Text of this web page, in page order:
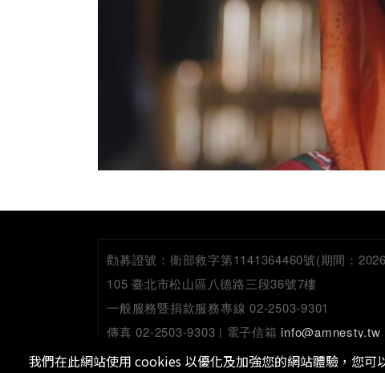
我們在此網站使用 cookies 以優化及加強您的網站體驗，您可
勸募證號： 衛部救字第1141364460號(期間：
105 臺北市松山區八德路三段36號7樓
一般服務暨捐款服務專線 02-2503-9301
傳真 02-2503-9303 | 電子信箱 info@amnesty.tw